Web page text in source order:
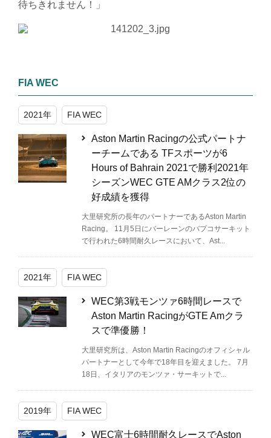
待ちきれません！」
FIA WEC
2021年 FIA WEC
Aston Martin Racingの公式パートナ
ーチームである TFスポーツが6
Hours of Bahrain 2021で勝利2021年
シーズンWEC GTE AMクラス2位の
好成績を獲得
大里研究所の長年のパートナーであるAston Martin
Racing。 11月5日にバーレーンのバプコサーキット
で行われた6時間耐久レースにおいて、Ast...
2021年 FIA WEC
WEC第3戦モンツァ6時間レースで
Aston Martin RacingがGTE Amクラ
スで準優勝！
大里研究所は、Aston Martin Racingのオフィシャル
パートナーとして今年で18年目を迎えました。 7月
18日、イタリアのモンツァ・サーキットで...
2019年 FIA WEC
WEC富士6時間耐久レースでAston